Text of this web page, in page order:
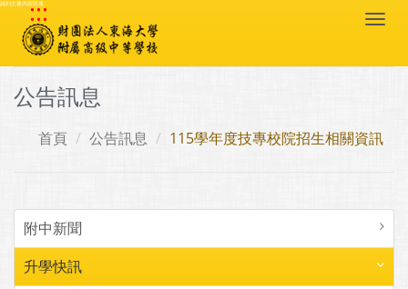
跳到主要內容區塊
:::
公告訊息
首頁 公告訊息 115學年度技專校院招生相關資訊
附中新聞
升學快訊